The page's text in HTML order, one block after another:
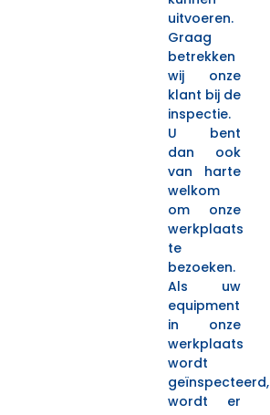
uitvoeren.
Graag
betrekken
wij onze
klant bij de
inspectie.
U bent
dan ook
van harte
welkom
om onze
werkplaats
te
bezoeken.
Als uw
equipment
in onze
werkplaats
wordt
geïnspecteerd,
wordt er